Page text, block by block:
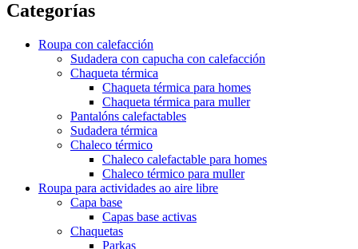
Categorías
Roupa con calefacción
Sudadera con capucha con calefacción
Chaqueta térmica
Chaqueta térmica para homes
Chaqueta térmica para muller
Pantalóns calefactables
Sudadera térmica
Chaleco térmico
Chaleco calefactable para homes
Chaleco térmico para muller
Roupa para actividades ao aire libre
Capa base
Capas base activas
Chaquetas
Parkas